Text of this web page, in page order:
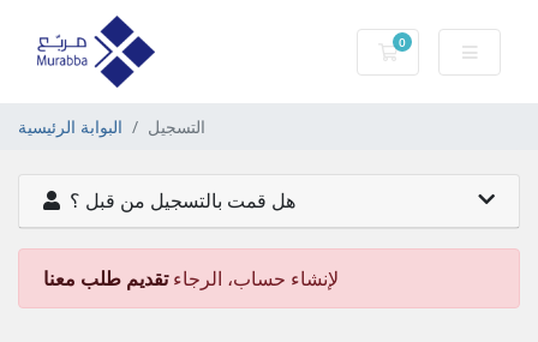
0
عربة التسوق
البوابة الرئيسية التسجيل
هل قمت بالتسجيل من قبل ؟
لإنشاء حساب، الرجاءتقديم طلب معنا